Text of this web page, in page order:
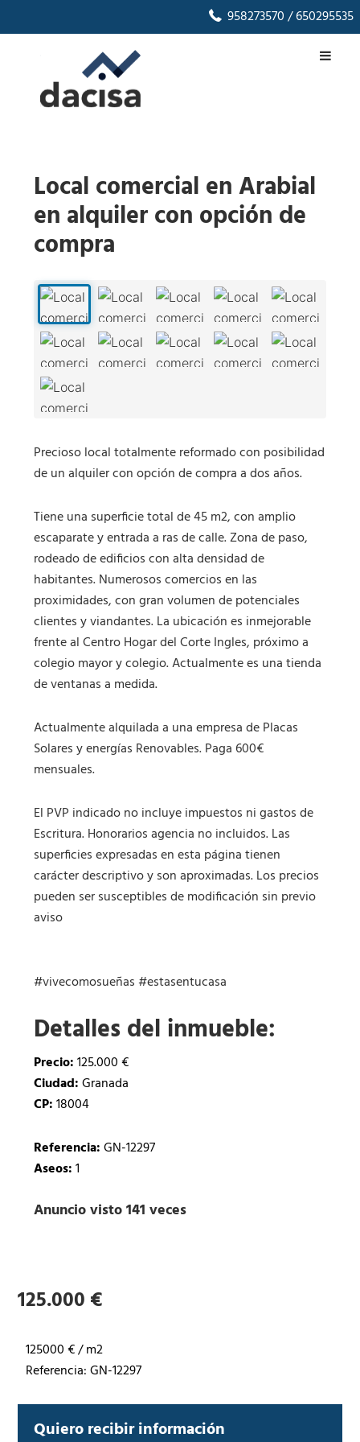
958273570/ 650295535
Local comercial en Arabial
en alquiler con opción de
compra
Precioso local totalmente reformado con posibilidad
de un alquiler con opción de compra a dos años.
Tiene una superficie total de 45 m2, con amplio
escaparate y entrada a ras de calle. Zona de paso,
rodeado de edificios con alta densidad de
habitantes. Numerosos comercios en las
proximidades, con gran volumen de potenciales
clientes y viandantes. La ubicación es inmejorable
frente al Centro Hogar del Corte Ingles, próximo a
colegio mayor y colegio. Actualmente es una tienda
de ventanas a medida.
Actualmente alquilada a una empresa de Placas
Solares y energías Renovables. Paga 600€
mensuales.
El PVP indicado no incluye impuestos ni gastos de
Escritura. Honorarios agencia no incluidos. Las
superficies expresadas en esta página tienen
carácter descriptivo y son aproximadas. Los precios
pueden ser susceptibles de modificación sin previo
aviso
#vivecomosueñas #estasentucasa
Detalles del inmueble:
Precio:125.000 €
Ciudad:Granada
CP:18004
Referencia:GN-12297
Aseos:1
Anuncio visto 141 veces
125.000 €
125000 € / m2
Referencia: GN-12297
Quiero recibir información